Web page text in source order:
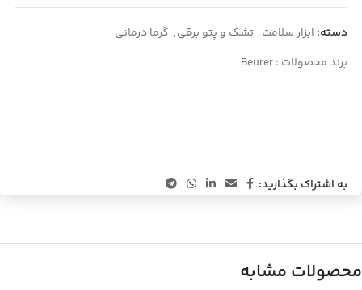
دسته: ابزار سلامت, تشک و پتو برقی, گرما درمانی
برند محصولات :Beurer
به اشتراک بگذارید:
محصولات مشابه